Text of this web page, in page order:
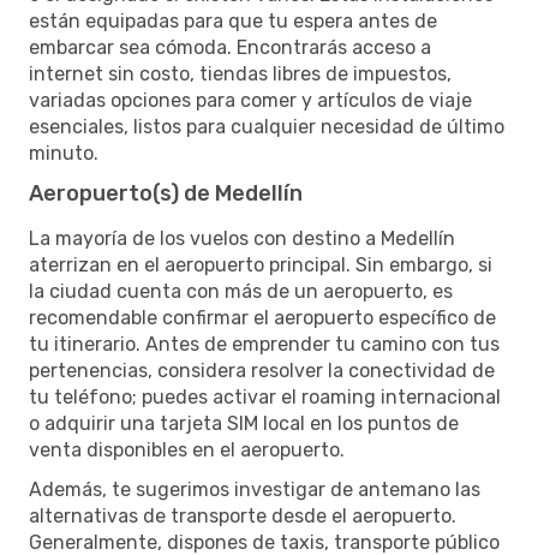
están equipadas para que tu espera antes de
embarcar sea cómoda. Encontrarás acceso a
internet sin costo, tiendas libres de impuestos,
variadas opciones para comer y artículos de viaje
esenciales, listos para cualquier necesidad de último
minuto.
Aeropuerto(s) de Medellín
La mayoría de los vuelos con destino a Medellín
aterrizan en el aeropuerto principal. Sin embargo, si
la ciudad cuenta con más de un aeropuerto, es
recomendable confirmar el aeropuerto específico de
tu itinerario. Antes de emprender tu camino con tus
pertenencias, considera resolver la conectividad de
tu teléfono; puedes activar el roaming internacional
o adquirir una tarjeta SIM local en los puntos de
venta disponibles en el aeropuerto.
Además, te sugerimos investigar de antemano las
alternativas de transporte desde el aeropuerto.
Generalmente, dispones de taxis, transporte público